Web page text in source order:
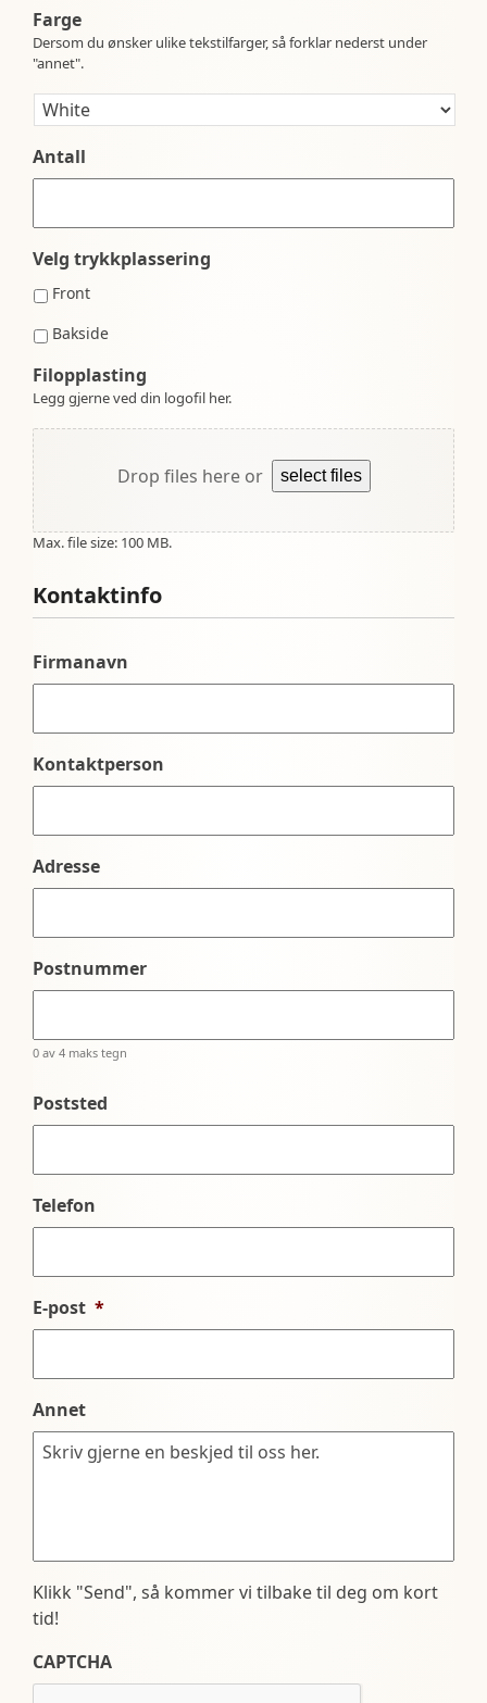
Farge
Dersom du ønsker ulike tekstilfarger, så forklar nederst under
"annet".
Antall
Velg trykkplassering
Front
Bakside
Filopplasting
Legg gjerne ved din logofil her.
Drop files here or select files
Max. file size: 100 MB.
Kontaktinfo
Firmanavn
Kontaktperson
Adresse
Postnummer
0 av 4 maks tegn
Poststed
Telefon
E-post *
Annet
Klikk "Send", så kommer vi tilbake til deg om kort
tid!
CAPTCHA